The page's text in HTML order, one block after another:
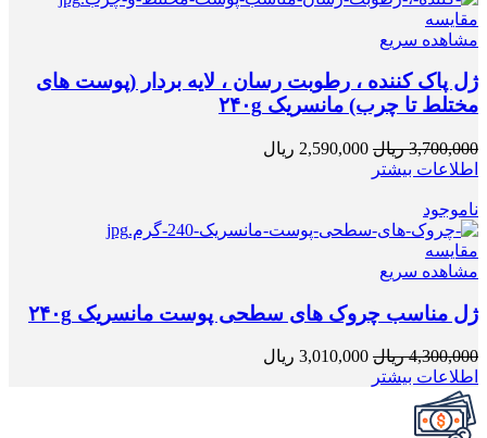
مقایسه
مشاهده سریع
ژل پاک کننده ، رطوبت رسان ، لایه بردار (پوست های
مختلط تا چرب) مانسریک ۲۴۰g
3,700,000 ریال 2,590,000 ریال
اطلاعات بیشتر
ناموجود
مقایسه
مشاهده سریع
ژل مناسب چروک های سطحی پوست مانسریک ۲۴۰g
4,300,000 ریال 3,010,000 ریال
اطلاعات بیشتر